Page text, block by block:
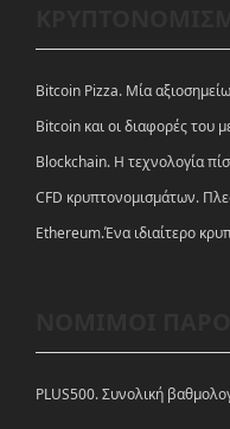
PLUS500. Συνολική